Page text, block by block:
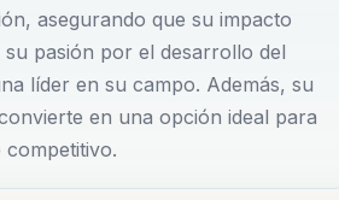
asegura que cada concepto
transformar equipos desalineados
confianza y creatividad. Al
equipados con herramientas
a Joha...
asegurando que su impacto
pasión por el desarrollo del
líder en su campo. Además, su
en una opción ideal para